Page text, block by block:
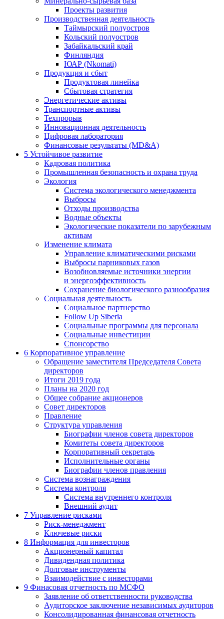
Проекты развития
Производственная деятельность
Таймырский полуостров
Кольский полуостров
Забайкальский край
Финляндия
ЮАР (Nkomati)
Продукция и сбыт
Продуктовая линейка
Сбытовая стратегия
Энергетические активы
Транспортные активы
Техпрорыв
Инновационная деятельность
Цифровая лаборатория
Финансовые результаты (MD&A)
5 Устойчивое развитие
Кадровая политика
Промышленная безопасность и охрана труда
Экология
Система экологического менеджмента
Выбросы
Отходы производства
Водные объекты
Экологические показатели по зарубежным
активам
Изменение климата
Управление климатическими рисками
Выбросы парниковых газов
Возобновляемые источники энергии
и энергоэффективность
Сохранение биологического разнообразия
Социальная деятельность
Социальное партнерство
Follow Up Siberia
Социальные программы для персонала
Социальные инвестиции
Спонсорство
6 Корпоративное управление
Обращение заместителя Председателя Совета
директоров
Итоги 2019 года
Планы на 2020 год
Общее собрание акционеров
Совет директоров
Правление
Структура управления
Биографии членов совета директоров
Комитеты совета директоров
Корпоративный секретарь
Исполнительные органы
Биографии членов правления
Система вознаграждения
Система контроля
Система внутреннего контроля
Внешний аудит
7 Управление рисками
Риск-менеджмент
Ключевые риски
8 Информация для инвесторов
Акционерный капитал
Дивидендная политика
Долговые инструменты
Взаимодействие с инвеcторами
9 Финасовая отчетность по МСФО
Заявление об ответственности руководства
Аудиторское заключение независимых аудиторов
Консолидированная финансовая отчетность